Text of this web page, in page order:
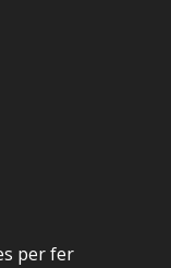
per fer